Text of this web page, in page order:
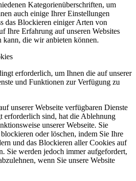
Kategorienüberschriften, um
auch einige Ihrer Einstellungen
das Blockieren einiger Arten von
Ihre Erfahrung auf unseren Websites
kann, die wir anbieten können.
erforderlich, um Ihnen die auf unserer
und Funktionen zur Verfügung zu
unserer Webseite verfügbaren Dienste
erforderlich sind, hat die Ablehnung
unserer Webseite. Sie
oder löschen, indem Sie Ihre
und das Blockieren aller Cookies auf
Sie werden jedoch immer aufgefordert,
wenn Sie unsere Website